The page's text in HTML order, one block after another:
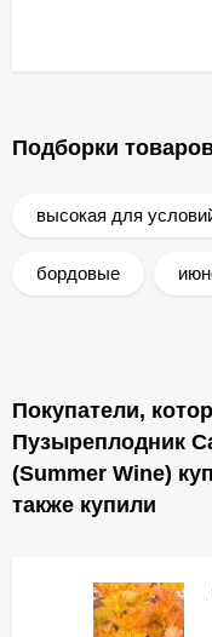
Подборки
высокая для
бордовые
Покупатели,
Пузыреплодник
(Summer Wine)
также купили